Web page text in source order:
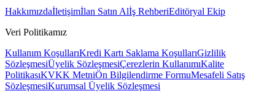
Hakkımızdaİletişimİlan Satın Alİş RehberiEditöryal Ekip
Veri Politikamız
Kullanım KoşullarıKredi Kartı Saklama KoşullarıGizlilik
SözleşmesiÜyelik SözleşmesiÇerezlerin KullanımıKalite
PolitikasıKVKK MetniÖn Bilgilendirme FormuMesafeli Satış
SözleşmesiKurumsal Üyelik Sözleşmesi